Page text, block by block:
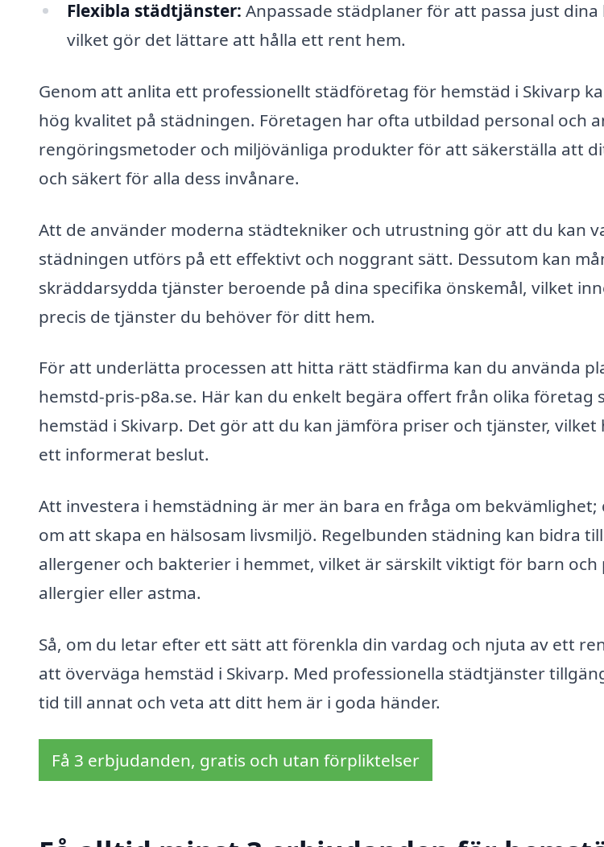
Flexibla städtjänster: Anpassade städplaner för att passa just dina
vilket gör det lättare att hålla ett rent hem.
Genom att anlita ett professionellt städföretag för hemstäd i Skivarp
hög kvalitet på städningen. Företagen har ofta utbildad personal och
rengöringsmetoder och miljövänliga produkter för att säkerställa att
och säkert för alla dess invånare.
Att de använder moderna städtekniker och utrustning gör att du kan
städningen utförs på ett effektivt och noggrant sätt. Dessutom kan
skräddarsydda tjänster beroende på dina specifika önskemål, vilket
precis de tjänster du behöver för ditt hem.
För att underlätta processen att hitta rätt städfirma kan du använda
hemstd-pris-p8a.se. Här kan du enkelt begära offert från olika företag
hemstäd i Skivarp. Det gör att du kan jämföra priser och tjänster,
ett informerat beslut.
Att investera i hemstädning är mer än bara en fråga om bekvämlighet;
om att skapa en hälsosam livsmiljö. Regelbunden städning kan bidra
allergener och bakterier i hemmet, vilket är särskilt viktigt för barn och
allergier eller astma.
Så, om du letar efter ett sätt att förenkla din vardag och njuta av ett
att överväga hemstäd i Skivarp. Med professionella städtjänster
tid till annat och veta att ditt hem är i goda händer.
Få 3 erbjudanden, gratis och utan förpliktelser